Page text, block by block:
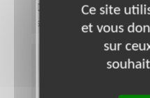
Disponibilité
semaine ou par
Ce site
et vous
sur